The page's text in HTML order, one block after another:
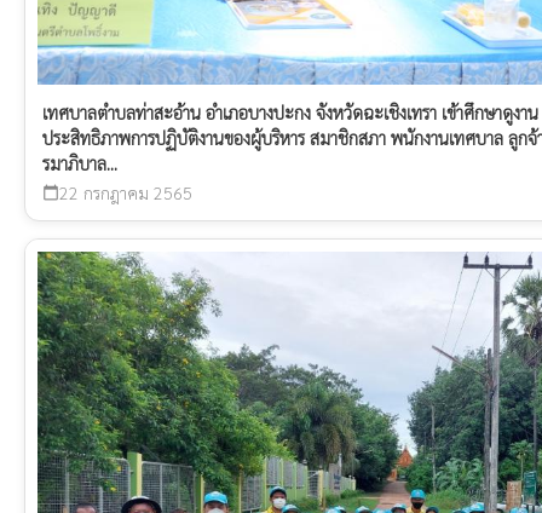
เทศบาลตำบลท่าสะอ้าน อำเภอบางปะกง จังหวัดฉะเชิงเทรา เข้าศึกษาดูง
ประสิทธิภาพการปฏิบัติงานของผู้บริหาร สมาชิกสภา พนักงานเทศบาล ลูก
รมาภิบาล...
calendar_today22 กรกฎาคม 2565